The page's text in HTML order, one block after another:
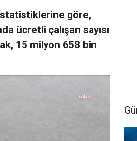
göre,
ücretli çalışan sayısı
15 milyon 658 bin